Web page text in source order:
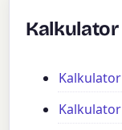
Kalkulator